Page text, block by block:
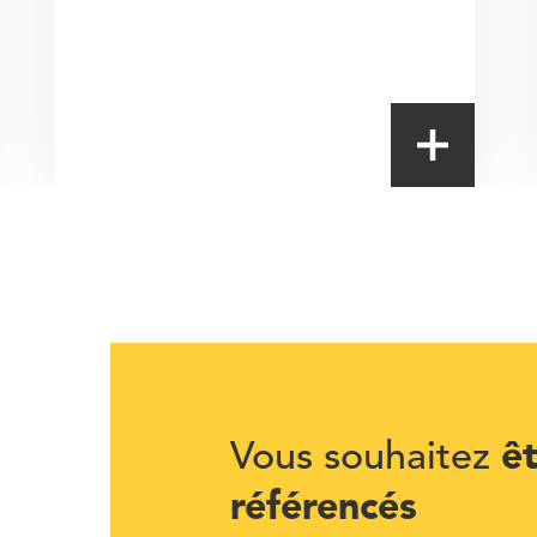
Vous souhaitez
référencés